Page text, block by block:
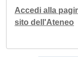
Accedi alla
sito dell'Ateneo